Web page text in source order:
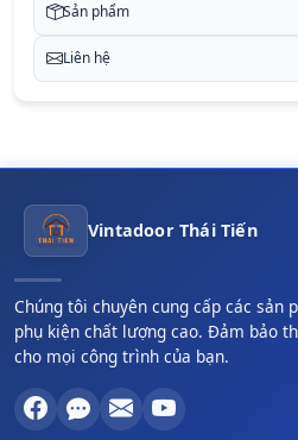
Sản phẩm
Liên hệ
Vintadoor Thái Tiến
Chúng tôi chuyên cung cấp các sản
phụ kiện chất lượng cao. Đảm bảo
cho mọi công trình của bạn.